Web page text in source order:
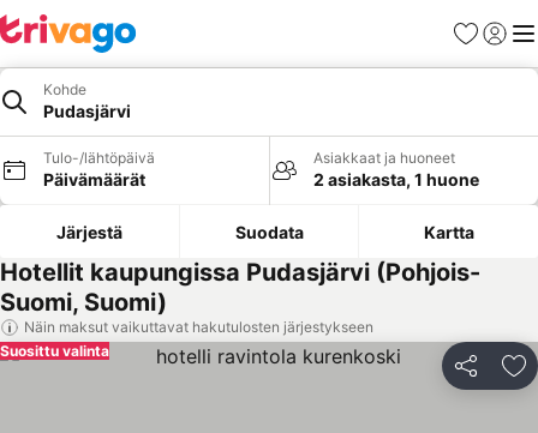
Suosikit
Kohde
Pudasjärvi
Tulo-/lähtöpäivä
Päivämäärät
Asiakkaat ja huoneet
2 asiakasta, 1 huone
Järjestä Suodata Kartta
Hotellit kaupungissa Pudasjärvi (Pohjois-
Suomi, Suomi)
Näin maksut vaikuttavat hakutulosten järjestykseen
Jaa
Suosittu valinta